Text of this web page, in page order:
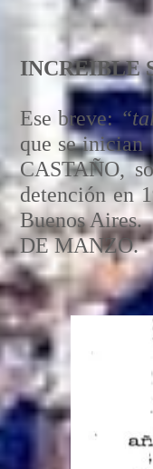
INCREIBLE
Ese breve:
que se
CASTAÑO,
detención en
Buenos Aires.
DE MANZO.